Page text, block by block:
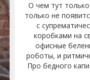
О чем тут
только не
с
коробками на
офисные
роботы, и
Про бедного